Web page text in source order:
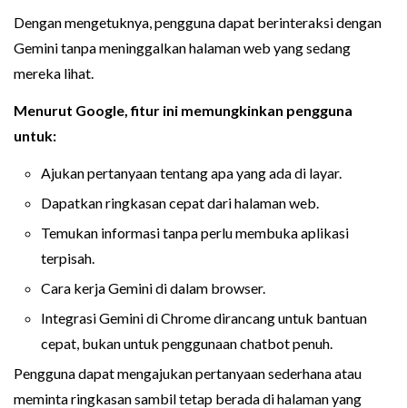
Dengan mengetuknya, pengguna dapat berinteraksi dengan
Gemini tanpa meninggalkan halaman web yang sedang
mereka lihat.
Menurut Google, fitur ini memungkinkan pengguna
untuk:
Ajukan pertanyaan tentang apa yang ada di layar.
Dapatkan ringkasan cepat dari halaman web.
Temukan informasi tanpa perlu membuka aplikasi
terpisah.
Cara kerja Gemini di dalam browser.
Integrasi Gemini di Chrome dirancang untuk bantuan
cepat, bukan untuk penggunaan chatbot penuh.
Pengguna dapat mengajukan pertanyaan sederhana atau
meminta ringkasan sambil tetap berada di halaman yang